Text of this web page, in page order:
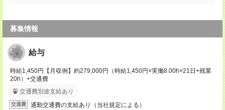
募集情報
給与
時給1,450円【月収例】約279,000円（時給1,450円×実働8.00h×21日+残業
20h）+交通費
交通費別途支給あり
交通費 通勤交通費の支給あり（当社規定による）